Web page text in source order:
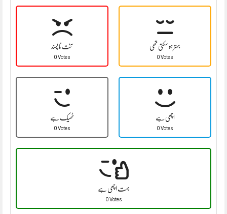
سخت نا پسند
0 Votes
بہتر ہو سکتی تھی
0 Votes
ٹھیک ہے
0 Votes
اچھی ہے
0 Votes
بہت اچھی ہے
0 Votes